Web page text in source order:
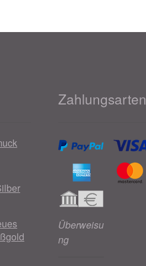
Zahlungsarten
Überweisu
ng